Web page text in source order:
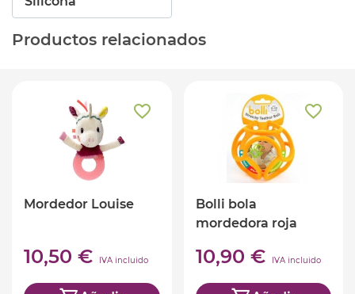
Productos relacionados
Mordedor Louise
10,50 € IVA incluido
Bolli bola
mordedora roja
10,90 € IVA incluido